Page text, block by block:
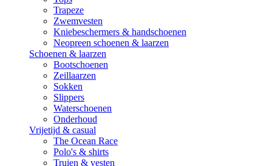
Trapeze
Zwemvesten
Kniebeschermers & handschoenen
Neopreen schoenen & laarzen
Schoenen & laarzen
Bootschoenen
Zeillaarzen
Sokken
Slippers
Waterschoenen
Onderhoud
Vrijetijd & casual
The Ocean Race
Polo's & shirts
Truien & vesten